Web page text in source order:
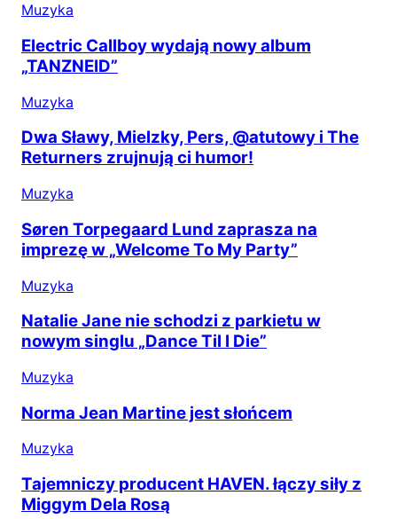
Muzyka
Electric Callboy wydają nowy album
„TANZNEID”
Muzyka
Dwa Sławy, Mielzky, Pers, @atutowy i The
Returners zrujnują ci humor!
Muzyka
Søren Torpegaard Lund zaprasza na
imprezę w „Welcome To My Party”
Muzyka
Natalie Jane nie schodzi z parkietu w
nowym singlu „Dance Til I Die”
Muzyka
Norma Jean Martine jest słońcem
Muzyka
Tajemniczy producent HAVEN. łączy siły z
Miggym Dela Rosą